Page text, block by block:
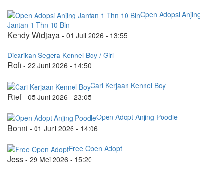
Open Adopsi Anjing
Jantan 1 Thn 10 Bln
Kendy Widjaya - 01 Juli 2026 - 13:55
Dicarikan Segera Kennel Boy / Girl
Rofi - 22 Juni 2026 - 14:50
Cari Kerjaan Kennel Boy
Rief- 05 Juni 2026 - 23:05
Open Adopt Anjing Poodle
Bonni - 01 Juni 2026 - 14:06
Free Open Adopt
Jess - 29 Mei 2026 - 15:20